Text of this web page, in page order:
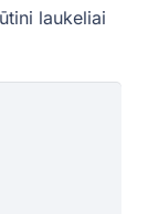
laukeliai